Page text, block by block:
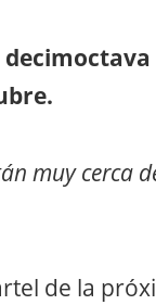
muy cerca
de la